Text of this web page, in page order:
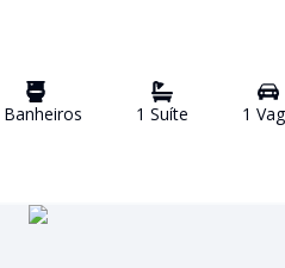
Banheiros 1 Suíte 1